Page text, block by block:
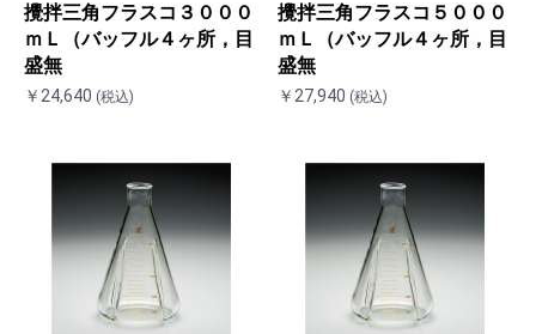
攪拌三角フラスコ３０００
ｍＬ（バッフル４ヶ所，目
盛無
￥24,640 (税込)
攪拌三角フラスコ５０００
ｍＬ（バッフル４ヶ所，目
盛無
￥27,940 (税込)